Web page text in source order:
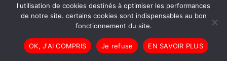
l'utilisation de cookies destinés à optimiser les performances
de notre site. certains cookies sont indispensables au bon
fonctionnement du site.
OK, J'AI COMPRIS Je refuse EN SAVOIR PLUS